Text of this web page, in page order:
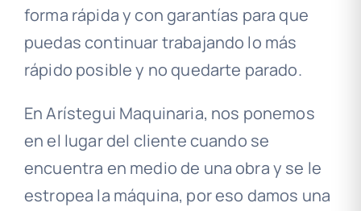
forma rápida y con garantías para que
puedas continuar trabajando lo más
rápido posible y no quedarte parado.
En Arístegui Maquinaria, nos ponemos
en el lugar del cliente cuando se
encuentra en medio de una obra y se le
estropea la máquina, por eso damos una